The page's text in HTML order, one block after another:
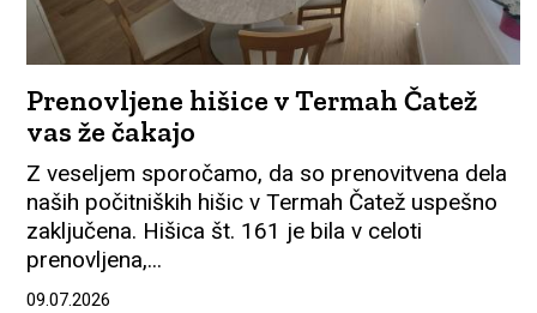
Prenovljene hišice v Termah Čatež
vas že čakajo
Z veseljem sporočamo, da so prenovitvena dela
naših počitniških hišic v Termah Čatež uspešno
zaključena. Hišica št. 161 je bila v celoti
prenovljena,...
09.07.2026